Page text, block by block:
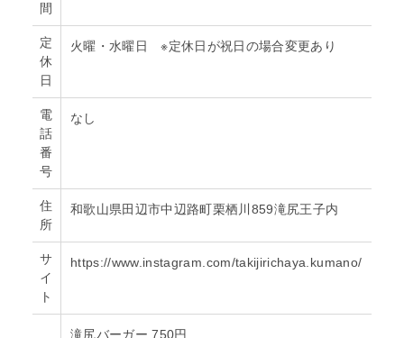
間
定
休
日
火曜・水曜日 ※定休日が祝日の場合変更あり
電
話
番
号
なし
住
所
和歌山県田辺市中辺路町栗栖川859滝尻王子内
サ
イ
ト
https://www.instagram.com/takijirichaya.kumano/
滝尻バーガー 750円